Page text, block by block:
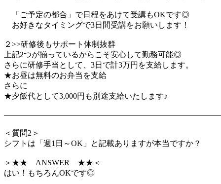
「ご予定の都合」で日程をあけて受講もOKです◎
お好きなタイミングで3日間受講をお願いします！
２>>研修後もサポート体制抜群
上記2つが揃っているからこそ安心して勤務可能◎
さらに研修手当として、3日で計3万円を支給します。
★お昼は無料のお弁当を支給
さらに
★夕飯代として3,000円も別途支給いたします♪
＜質問2＞
シフトは「週1日～OK」と記載ありますが本当ですか？
＞★★ ANSWER ★★＜
はい！もちろんOKです◎